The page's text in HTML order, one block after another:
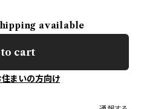
available
cart
まいの方向け